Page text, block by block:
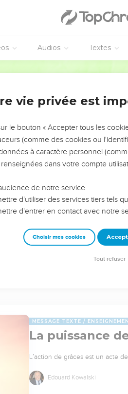
Audios Textes
DE L’ANNÉE !
LES VOTRES ?
leur impact, leur foi ou leur vision.
qu'ils ont traversés, alors même que
et responsables reviennent sur les erreurs
avec plus de sagesse afin que
ministère, une équipe, un groupe ou
MESSAGE TEXTE
La puissance
L’action de grâces est un acte
Edouard Kowalski
vie privée est
le bouton « Accepter tous les
(comme des cookies ou
à caractère personnel
dans votre compte
de notre service
d'utiliser des services tiers tels
d'entrer en contact avec notre
Choisir mes cookies
Tout refuser